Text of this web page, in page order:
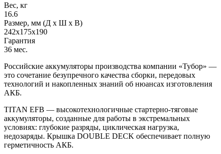
Вес, кг
16.6
Размер, мм (Д x Ш x В)
242x175x190
Гарантия
36 мес.
Российские аккумуляторы производства компании «Тубор» —
это сочетание безупречного качества сборки, передовых
технологий и накопленных знаний об нюансах изготовления
АКБ.
TITAN EFB — высокотехнологичные стартерно-тяговые
аккумуляторы, созданные для работы в экстремальных
условиях: глубокие разряды, циклическая нагрузка,
недозаряды. Крышка DOUBLE DECK обеспечивает полную
герметичность АКБ.